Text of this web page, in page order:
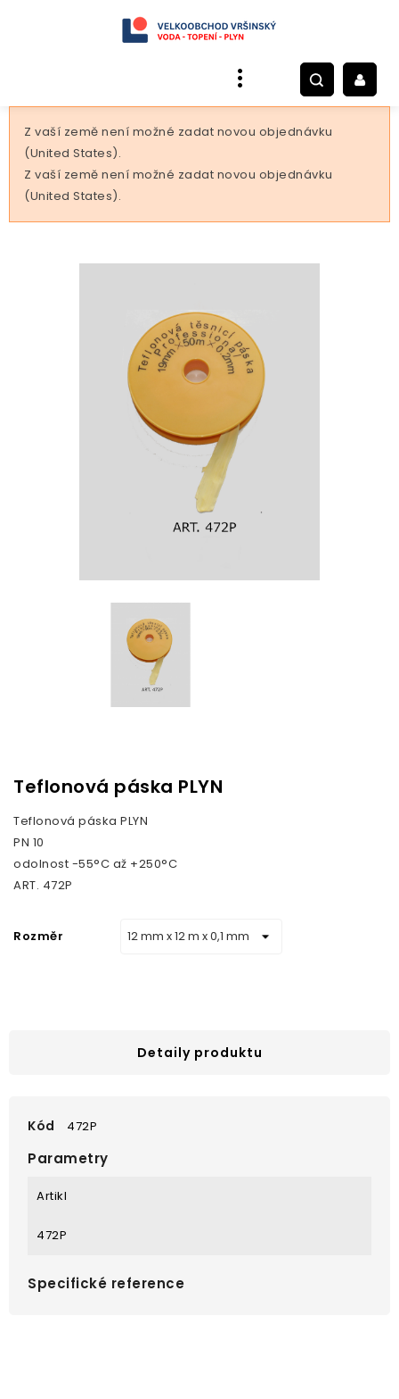
Z vaší země není možné zadat novou objednávku
(United States).
Z vaší země není možné zadat novou objednávku
(United States).
Teflonová páska PLYN
Teflonová páska PLYN
PN 10
odolnost -55°C až +250°C
ART. 472P
Rozměr
Detaily produktu
Kód 472P
Parametry
Artikl
472P
Specifické reference